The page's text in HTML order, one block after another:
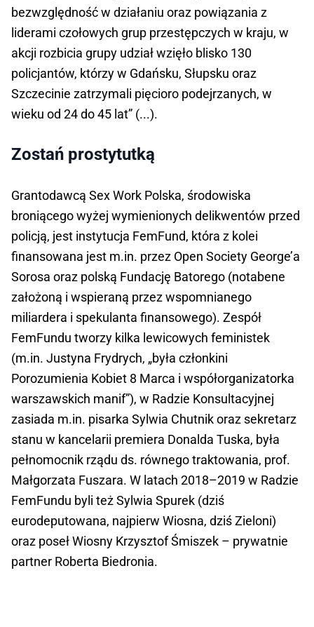
bezwzględność w działaniu oraz powiązania z
liderami czołowych grup przestępczych w kraju, w
akcji rozbicia grupy udział wzięło blisko 130
policjantów, którzy w Gdańsku, Słupsku oraz
Szczecinie zatrzymali pięcioro podejrzanych, w
wieku od 24 do 45 lat” (...).
Zostań prostytutką
Grantodawcą Sex Work Polska, środowiska
broniącego wyżej wymienionych delikwentów przed
policją, jest instytucja FemFund, która z kolei
finansowana jest m.in. przez Open Society George’a
Sorosa oraz polską Fundację Batorego (notabene
założoną i wspieraną przez wspomnianego
miliardera i spekulanta finansowego). Zespół
FemFundu tworzy kilka lewicowych feministek
(m.in. Justyna Frydrych, „była członkini
Porozumienia Kobiet 8 Marca i współorganizatorka
warszawskich manif”), w Radzie Konsultacyjnej
zasiada m.in. pisarka Sylwia Chutnik oraz sekretarz
stanu w kancelarii premiera Donalda Tuska, była
pełnomocnik rządu ds. równego traktowania, prof.
Małgorzata Fuszara. W latach 2018–2019 w Radzie
FemFundu byli też Sylwia Spurek (dziś
eurodeputowana, najpierw Wiosna, dziś Zieloni)
oraz poseł Wiosny Krzysztof Śmiszek – prywatnie
partner Roberta Biedronia.